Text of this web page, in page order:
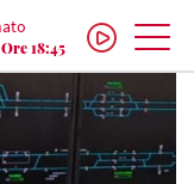
18:45